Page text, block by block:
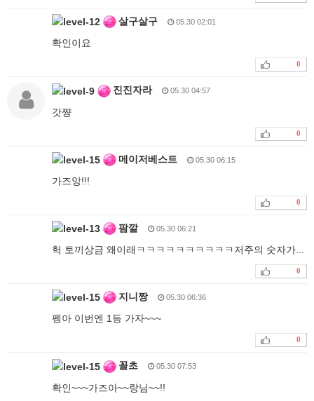
살구살구 05.30 02:01
확인이요
0
진진자라 05.30 04:57
갓쨩
0
메이저베스트 05.30 06:15
가즈앙!!!
0
팜깔 05.30 06:21
헉 토끼상금 왜이래ㅋㅋㅋㅋㅋㅋㅋㅋㅋㅋ저주의 숫자가...
0
지니짱 05.30 06:36
펭아 이번엔 1등 가자~~~
0
꼴초 05.30 07:53
확인~~~가즈아~~랑님~~!!